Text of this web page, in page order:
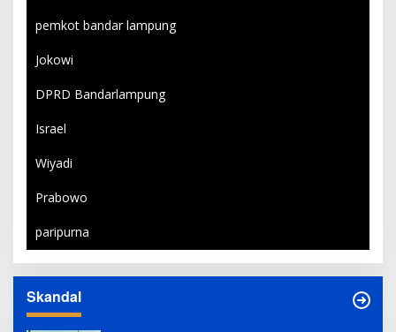
pemkot bandar lampung
Jokowi
DPRD Bandarlampung
Israel
Wiyadi
Prabowo
paripurna
Skandal